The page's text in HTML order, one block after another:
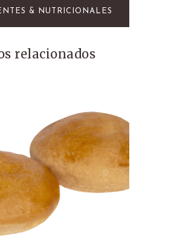
& NUTRICIONALES
relacionados